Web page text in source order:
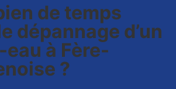
de temps
dépannage d’un
à Fère-
?